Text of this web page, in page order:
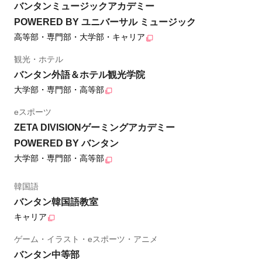
バンタンミュージックアカデミー
POWERED BY ユニバーサル ミュージック
高等部・専門部・大学部・キャリア
観光・ホテル
バンタン外語＆ホテル観光学院
大学部・専門部・高等部
eスポーツ
ZETA DIVISIONゲーミングアカデミー
POWERED BY バンタン
大学部・専門部・高等部
韓国語
バンタン韓国語教室
キャリア
ゲーム・イラスト・eスポーツ・アニメ
バンタン中等部